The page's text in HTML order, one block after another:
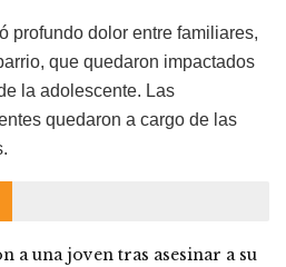
profundo dolor entre familiares,
que quedaron impactados
la adolescente. Las
quedaron a cargo de las
a una joven tras asesinar a su